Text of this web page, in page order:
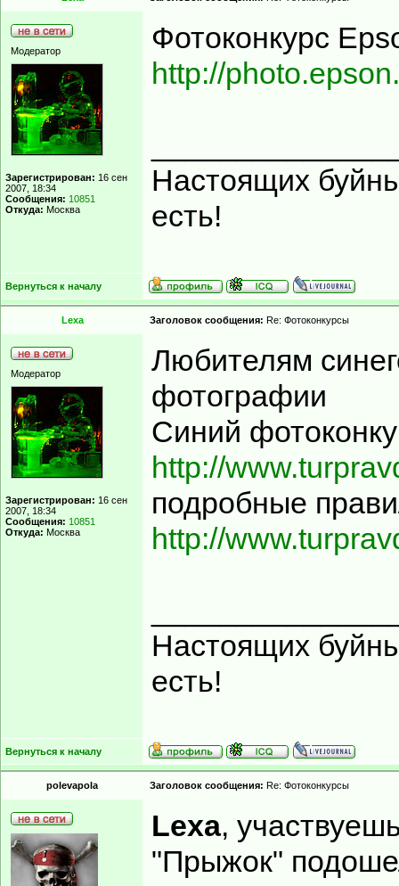
Модератор
Зарегистрирован: 16 сен
2007, 18:34
Сообщения: 10851
Откуда: Москва
Фотоконкурс
http://
Настоящих
есть!
Вернуться к началу
Lexa Заголовок сообщения: Re: Фотоконкурсы
Модератор
Зарегистрирован: 16 сен
2007, 18:34
Сообщения: 10851
Откуда: Москва
Любителям
фотографии
Синий
http://
подробные
http://
Настоящих
есть!
Вернуться к началу
polevapola Заголовок сообщения: Re: Фотоконкурсы
Lexa,
"Прыжок"